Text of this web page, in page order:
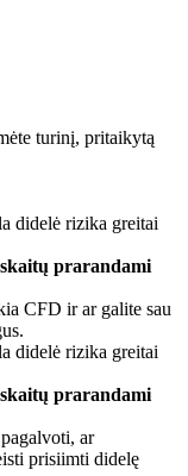
turinį, pritaikytą
didelė rizika greitai
prarandami
CFD ir ar galite sau
didelė rizika greitai
prarandami
ar
prisiimti didelę